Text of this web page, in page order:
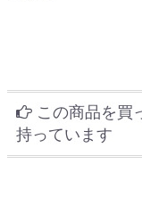
この商品を買
持っています